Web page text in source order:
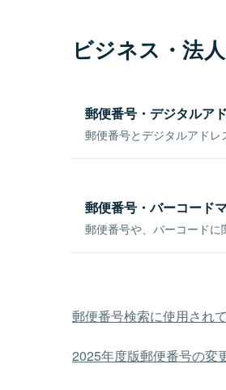
ビジネス・法
郵便番号・デジタルア
郵便番号とデジタルアドレ
郵便番号・バーコード
郵便番号や、バーコードに
郵便番号検索に使用され
2025年度版郵便番号の変